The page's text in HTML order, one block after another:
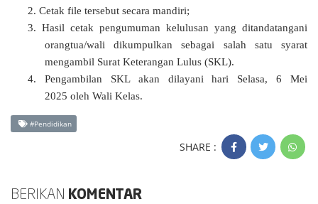
2. Cetak file tersebut secara mandiri;
3. Hasil cetak pengumuman kelulusan yang ditandatangani
orangtua/wali dikumpulkan sebagai salah satu syarat
mengambil Surat Keterangan Lulus (SKL).
4. Pengambilan SKL akan dilayani hari Selasa, 6 Mei
2025 oleh Wali Kelas.
#Pendidikan
SHARE :
BERIKAN KOMENTAR